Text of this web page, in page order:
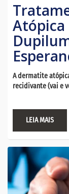
Atópica
A dermatite
recidivante (vai e
LEIA MAIS